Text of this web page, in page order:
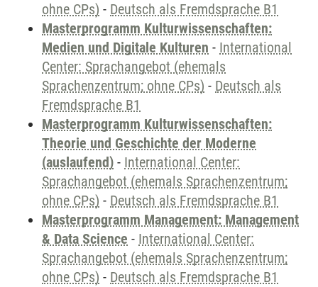
ohne CPs) - Deutsch als Fremdsprache B1
Masterprogramm Kulturwissenschaften:
Medien und Digitale Kulturen - International
Center: Sprachangebot (ehemals
Sprachenzentrum; ohne CPs) - Deutsch als
Fremdsprache B1
Masterprogramm Kulturwissenschaften:
Theorie und Geschichte der Moderne
(auslaufend) - International Center:
Sprachangebot (ehemals Sprachenzentrum;
ohne CPs) - Deutsch als Fremdsprache B1
Masterprogramm Management: Management
& Data Science - International Center:
Sprachangebot (ehemals Sprachenzentrum;
ohne CPs) - Deutsch als Fremdsprache B1